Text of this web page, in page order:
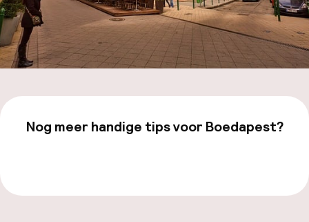
Nog meer handige tips voor Boedapest?